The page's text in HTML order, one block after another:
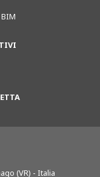
(VR) - Italia